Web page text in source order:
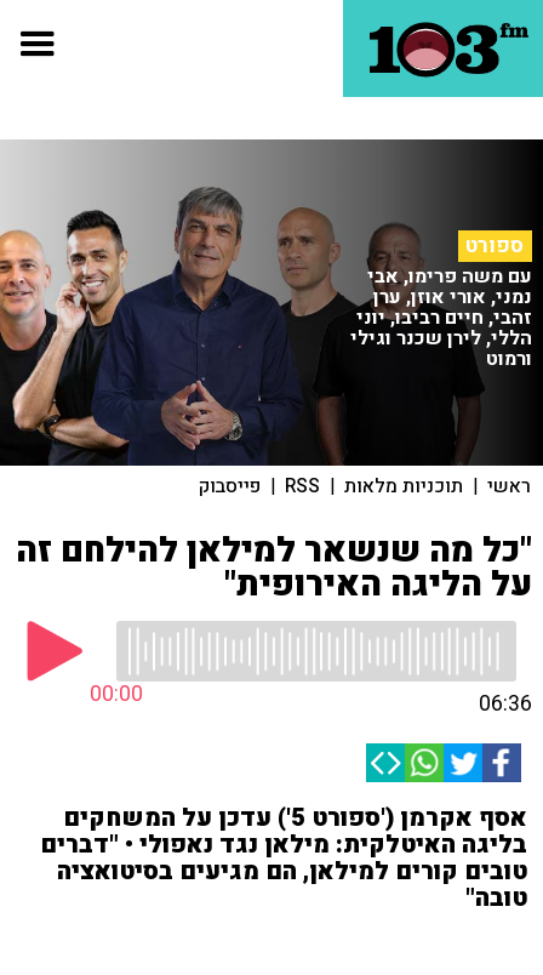
ספורט
עם משה פרימו, אבי
נמני, אורי אוזן, ערן
זהבי, חיים רביבו, יוני
הללי, לירן שכנר וגילי
ורמוט
ראשי | תוכניות מלאות |
RSS
| פייסבוק
"כל מה שנשאר למילאן להילחם זה
על הליגה האירופית"
00:00 06:36
אסף אקרמן ('ספורט 5') עדכן על המשחקים
בליגה האיטלקית: מילאן נגד נאפולי • "דברים
טובים קורים למילאן, הם מגיעים בסיטואציה
טובה"